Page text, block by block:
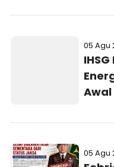
05 Agu
05 Agu